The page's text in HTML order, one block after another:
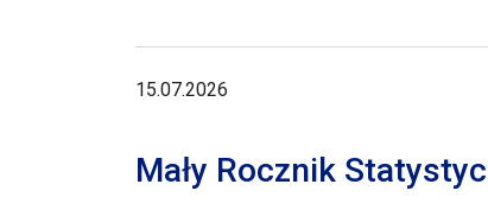
15.07.2026
Mały Rocznik